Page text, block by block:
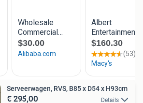
Serveerwagen, RVS, B85 x D54 x H93cm
€ 295,00 Details